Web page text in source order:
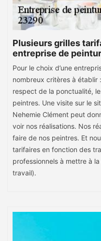
Plusieurs grilles
entreprise de
Pour le choix d’une
nombreux critères à établir
respect de la ponctualité,
peintres. Une visite sur le
Nehemie Clément peut
voir nos réalisations. Nos
faire de nos peintres. Et
tarifaires en fonction des
professionnels à mettre à
travail).